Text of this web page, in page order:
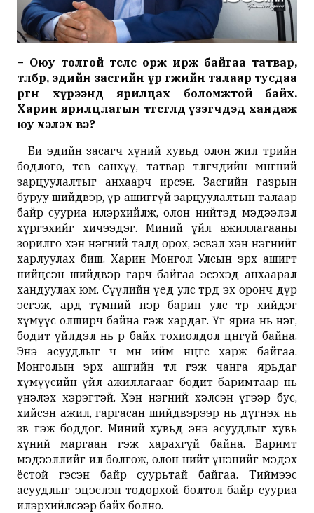
– Оюу толгой төслөөс орж ирж байгаа татвар,
төлбөр, эдийн засгийн үр өгөөжийн талаар тусдаа
өргөн хүрээнд ярилцах боломжтой байх.
Харин ярилцлагын төгсгөлд үзэгчдэд хандаж
юу хэлэх вэ?
– Би эдийн засагч хүний хувьд олон жил төрийн
бодлого, төсөв санхүү, татвар төлөгчдийн мөнгөний
зарцуулалтыг анхаарч ирсэн. Засгийн газрын
буруу шийдвэр, үр ашиггүй зарцуулалтын талаар
байр сууриа илэрхийлж, олон нийтэд мэдээлэл
хүргэхийг хичээдэг. Миний үйл ажиллагааны
зорилго хэн нэгний талд орох, эсвэл хэн нэгнийг
харлуулах биш. Харин Монгол Улсын эрх ашигт
нийцсэн шийдвэр гарч байгаа эсэхэд анхаарал
хандуулах юм. Сүүлийн үед улс төрд эх оронч дүр
эсгэж, ард түмний нэр барин улс төр хийдэг
хүмүүс олширч байна гэж хардаг. Үг яриа нь нэг,
бодит үйлдэл нь өөр байх тохиолдол цөөнгүй байна.
Энэ асуудлыг ч мөн ийм өнцгөөс харж байгаа.
Монголын эрх ашгийн төлөө гэж чанга ярьдаг
хүмүүсийн үйл ажиллагааг бодит баримтаар нь
үнэлэх хэрэгтэй. Хэн нэгний хэлсэн үгээр бус,
хийсэн ажил, гаргасан шийдвэрээр нь дүгнэх нь
зөв гэж боддог. Миний хувьд энэ асуудлыг хувь
хүний маргаан гэж харахгүй байна. Баримт
мэдээллийг ил болгож, олон нийт үнэнийг мэдэх
ёстой гэсэн байр суурьтай байгаа. Тиймээс
асуудлыг эцэслэн тодорхой болтол байр сууриа
илэрхийлсээр байх болно.